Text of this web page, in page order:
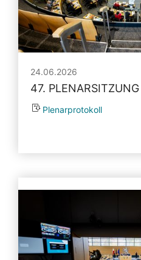
24.06.2026
47. PLENARSITZUNG
Plenarprotokoll